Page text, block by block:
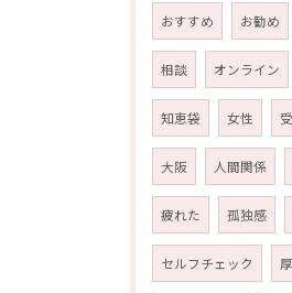
おすすめ お勧め
相談 オンライン
知恵袋 女性
大阪 人間関係
疲れた 孤独感
セルフチェック